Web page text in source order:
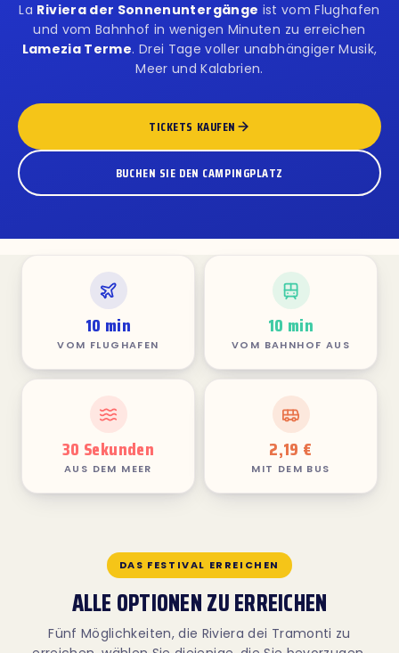
La Riviera der Sonnenuntergänge ist vom Flughafen
und vom Bahnhof in wenigen Minuten zu erreichen
Lamezia Terme. Drei Tage voller unabhängiger Musik,
Meer und Kalabrien.
TICKETS KAUFEN
BUCHEN SIE DEN CAMPINGPLATZ
10 min
VOM FLUGHAFEN
10 min
VOM BAHNHOF AUS
30 Sekunden
AUS DEM MEER
2,19 €
MIT DEM BUS
DAS FESTIVAL ERREICHEN
ALLE OPTIONEN ZU ERREICHEN
Fünf Möglichkeiten, die Riviera dei Tramonti zu